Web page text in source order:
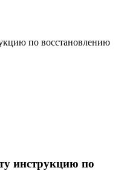
по восстановлению
инструкцию по